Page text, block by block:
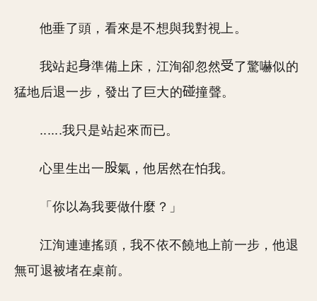
他垂了頭，看來是不想與我對視上。
我站起 準備上床，江洵卻忽然
了驚嚇似的
猛地后退一步，發出了巨大的
撞聲。
......我只是站起來而已。
心里生出一 氣，他居然在怕我。
「你以為我要做什麼？」
江洵連連搖頭，我不依不饒地上前一步，他退
無可退被堵在桌前。